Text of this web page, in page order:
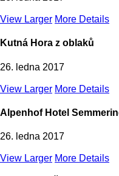
View Larger More Details
Kutná Hora z oblaků
26. ledna 2017
View Larger More Details
Alpenhof Hotel
26. ledna 2017
View Larger More Details